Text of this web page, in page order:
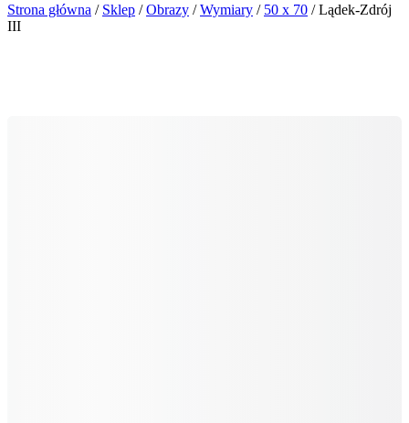
Strona główna / Sklep /Obrazy /Wymiary / 50 x 70 / Lądek-Zdrój
III